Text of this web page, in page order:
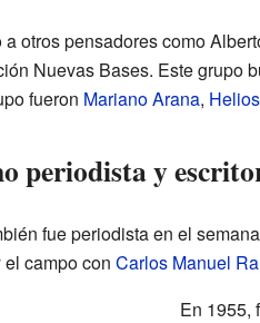
otros pensadores como
Nuevas Bases. Este grupo
fueron Mariano Arana,
periodista y
fue periodista en el
campo con Carlos Manuel
En 1955,